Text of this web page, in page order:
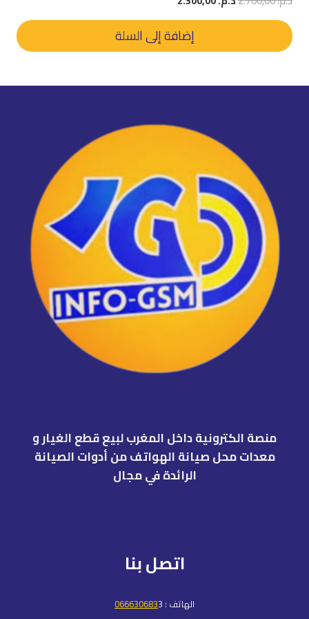
الأصلي
د.م. 2.700,00.
الحالي
هو:
د.م. 2.300,00.
إضافة إلى السلة
منصة الكترونية داخل المغرب لبيع قطع الغيار و
معدات محل صيانة الهواتف من أدوات الصيانة
الرائدة في مجال
اتصل بنا
الهاتف : 0666306833